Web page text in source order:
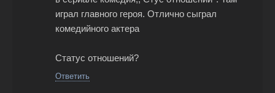
играл главного героя. Отлично сыграл
комедийного актера
Статус отношений?
Ответить